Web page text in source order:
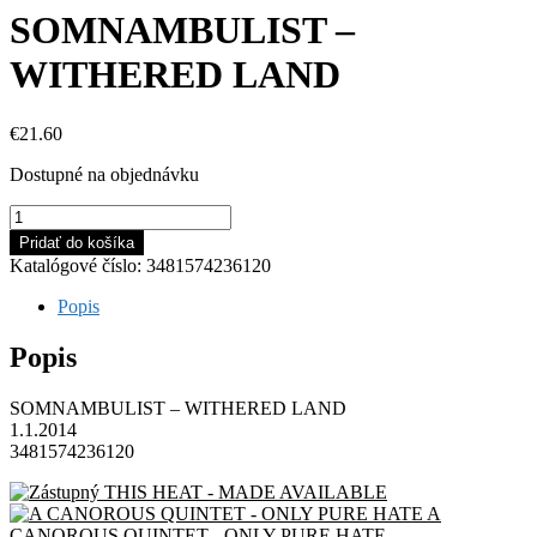
SOMNAMBULIST –
WITHERED LAND
€21.60
Dostupné na objednávku
množstvo
SOMNAMBULIST
-
WITHERED
LAND
Pridať do košíka
Katalógové číslo: 3481574236120
Popis
Popis
SOMNAMBULIST – WITHERED LAND
1.1.2014
3481574236120
THIS HEAT - MADE AVAILABLE
A